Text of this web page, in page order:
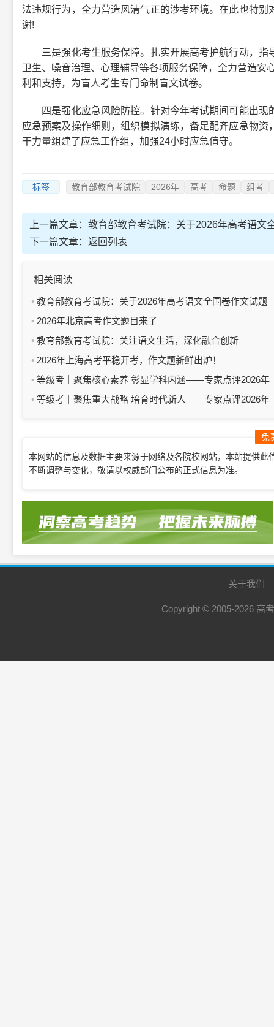
法违规行为，全力营造风清气正的涉考环境。在此也特
谢!
三是强化考生服务保障。扎实开展高考护航行动，指
卫生、噪音治理、心理辅导等各项服务保障，全力营造
利和支持，为盲人考生专门命制盲文试卷。
四是强化应急风险防控。针对今年考试期间可能出现
应急预案及操作细则，组织模拟演练，备足配齐应急物
干力量组建了应急工作组，加强24小时应急值守。
标签 教育部教育考试院 2026年 高考 命题 组考
上一篇文章： 教育部教育考试院：关于2026年高考语文
下一篇文章： 返回列表
相关阅读
教育部教育考试院：关于2026年高考语文全国卷作文试题
的解析
2026年北京高考作文题目来了
教育部教育考试院：关注语文生活，深化融合创新 ——
2026年高考语文试题评析
2026年上海高考平稳开考，作文题新鲜出炉！
等级考｜聚焦核心素养 彰显学科内涵——专家点评2026年
上海市普通高中学业水平等级性考试地理科目试卷
等级考｜聚焦重大战略 培育时代新人——专家点评2026年
免
本网站的信息及数据主要来源于网络及各院校网站，本站提供
不断调整与变化，敬请以权威部门公布的正式信息为准。
关于我们
Copyright © 2005-2026 高